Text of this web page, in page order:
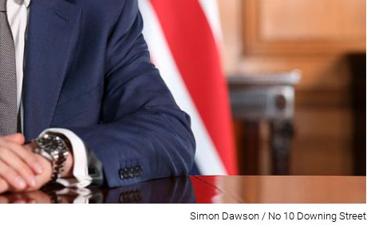
Simon Dawson / No 10 Downing Street